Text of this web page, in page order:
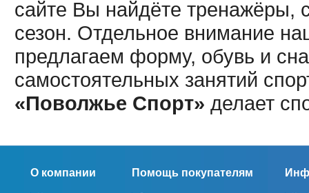
сайте Вы найдёте тренажёры,
сезон. Отдельное внимание
предлагаем форму, обувь и
самостоятельных занятий
«Поволжье Спорт» делает
О компании Помощь покупателям